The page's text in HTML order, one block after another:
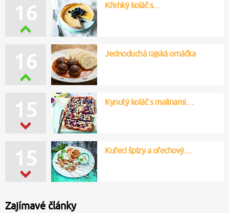
16 Kynutý koláč s malinami…
15 Kuřecí špízy a ořechový…
17 Křehký koláč s…
15 Jednoduchá rajská omáčka
Zajímavé články